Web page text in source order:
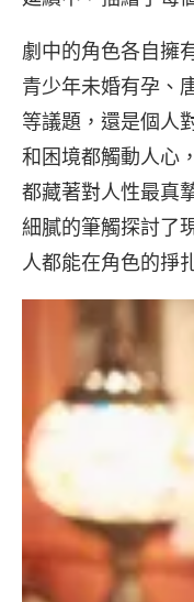
劇中的角色各自擁
青少年未婚有孕、
等議題，還是個人
和困境都觸動人心
都藏著對人性最真
細膩的筆觸探討了
人都能在角色的掙